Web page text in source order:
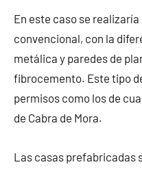
En este caso se
convencional, con la
metálica y paredes de
fibrocemento. Este tipo
permisos como los de
de Cabra de Mora.
Las casas prefabricadas